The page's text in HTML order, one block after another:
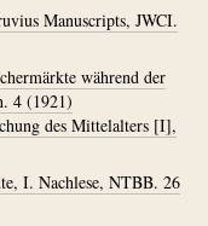
Manuscripts, JWCI.
während der
4 (1921)
des Mittelalters [I],
I. Nachlese, NTBB. 26